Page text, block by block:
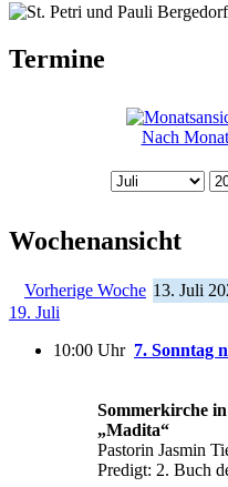
Termine
Nach Monat
Wochenansicht
Vorherige Woche 13. Juli
19. Juli
10:00 Uhr 7. Sonntag
Sommerkirche
„Madita“
Pastorin Jasmin
Predigt: 2. Buch